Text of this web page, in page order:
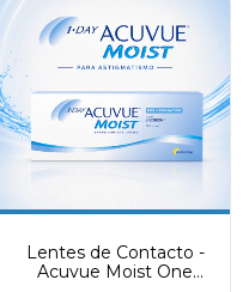
Lentes de Contacto -
Acuvue Moist One